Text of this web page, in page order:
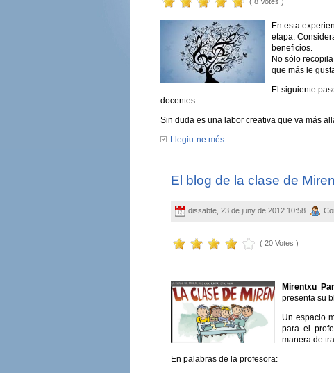
En esta
etapa.
beneficios.
No sólo
que más le
El siguiente
docentes.
Sin duda es una labor creativa que va más
Llegiu-ne més...
El blog de la clase de Miren
dissabte, 23 de juny de 2012 10:58
( 20 Votes )
Mirentxu
presenta su
Un espacio
para el
manera de
En palabras de la profesora: